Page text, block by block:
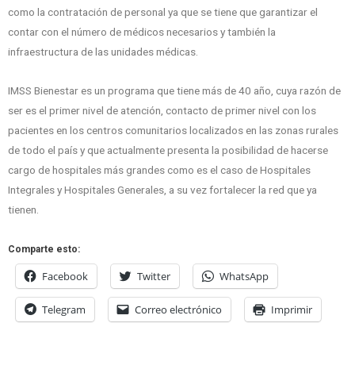
como la contratación de personal ya que se tiene que garantizar el
contar con el número de médicos necesarios y también la
infraestructura de las unidades médicas.
IMSS Bienestar es un programa que tiene más de 40 año, cuya razón de
ser es el primer nivel de atención, contacto de primer nivel con los
pacientes en los centros comunitarios localizados en las zonas rurales
de todo el país y que actualmente presenta la posibilidad de hacerse
cargo de hospitales más grandes como es el caso de Hospitales
Integrales y Hospitales Generales, a su vez fortalecer la red que ya
tienen.
Comparte esto:
Facebook Twitter WhatsApp
Telegram Correo electrónico Imprimir